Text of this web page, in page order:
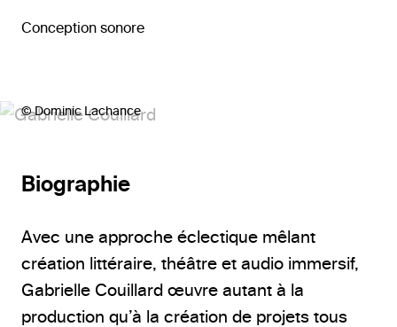
Conception sonore
© Dominic Lachance
Biographie
Avec une approche éclectique mêlant
création littéraire, théâtre et audio immersif,
Gabrielle Couillard œuvre autant à la
production qu’à la création de projets tous